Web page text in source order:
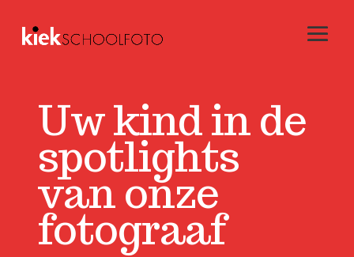
Uw kind in de
spotlights
van onze
fotograaf